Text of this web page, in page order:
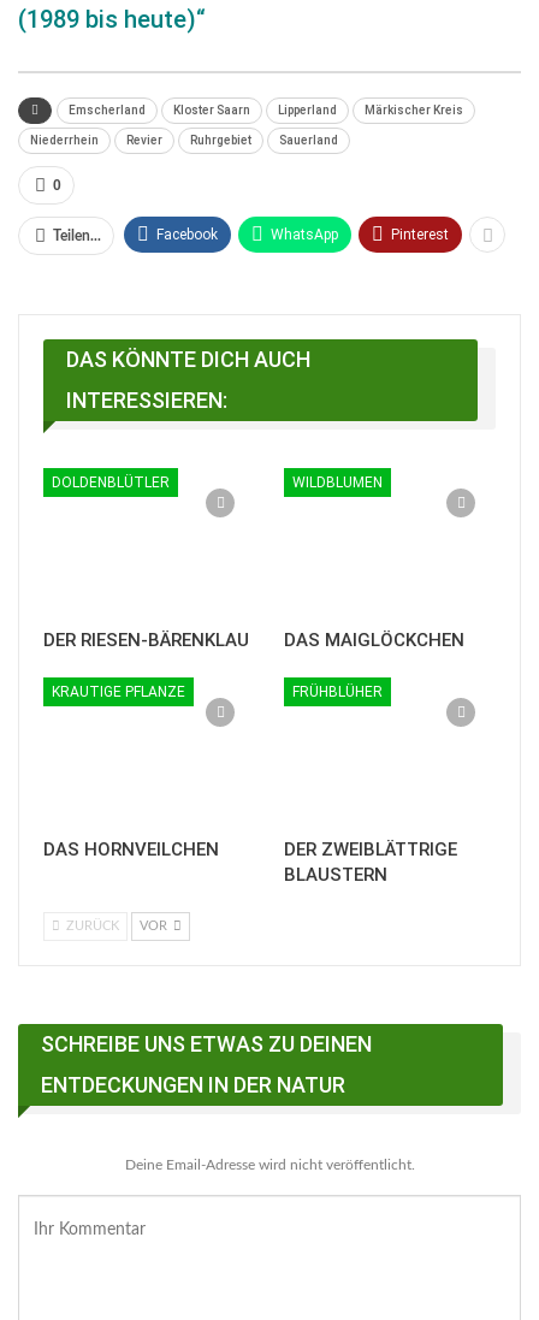
(1989 bis heute)“
Emscherland Kloster Saarn Lipperland Märkischer Kreis
Niederrhein Revier Ruhrgebiet Sauerland
0
Teilen... Facebook WhatsApp Pinterest
DAS KÖNNTE DICH AUCH
INTERESSIEREN:
DOLDENBLÜTLER
DER RIESEN-BÄRENKLAU
WILDBLUMEN
DAS MAIGLÖCKCHEN
KRAUTIGE PFLANZE
DAS HORNVEILCHEN
FRÜHBLÜHER
DER ZWEIBLÄTTRIGE
BLAUSTERN
ZURÜCK VOR
SCHREIBE UNS ETWAS ZU DEINEN
ENTDECKUNGEN IN DER NATUR
Deine Email-Adresse wird nicht veröffentlicht.